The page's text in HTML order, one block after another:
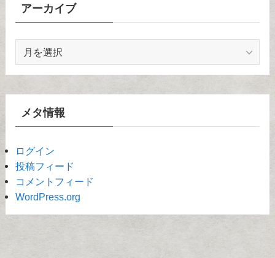
アーカイブ
カ
イ
メタ情報
ログイン
投稿フィード
コメントフィード
WordPress.org